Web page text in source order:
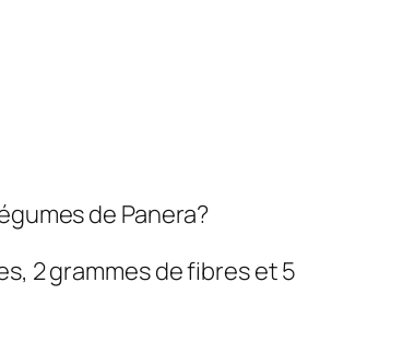
de Panera?
2 grammes de fibres et 5